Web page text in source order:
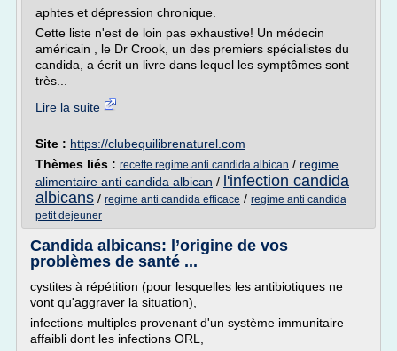
aphtes et dépression chronique.
Cette liste n'est de loin pas exhaustive! Un médecin
américain , le Dr Crook, un des premiers spécialistes du
candida, a écrit un livre dans lequel les symptômes sont
très...
Lire la suite
Site : https://clubequilibrenaturel.com
Thèmes liés : recette regime anti candida albican / regime
alimentaire anti candida albican / l'infection candida
albicans / regime anti candida efficace / regime anti candida
petit dejeuner
Candida albicans: l’origine de vos
problèmes de santé ...
cystites à répétition (pour lesquelles les antibiotiques ne
vont qu'aggraver la situation),
infections multiples provenant d'un système immunitaire
affaibli dont les infections ORL,